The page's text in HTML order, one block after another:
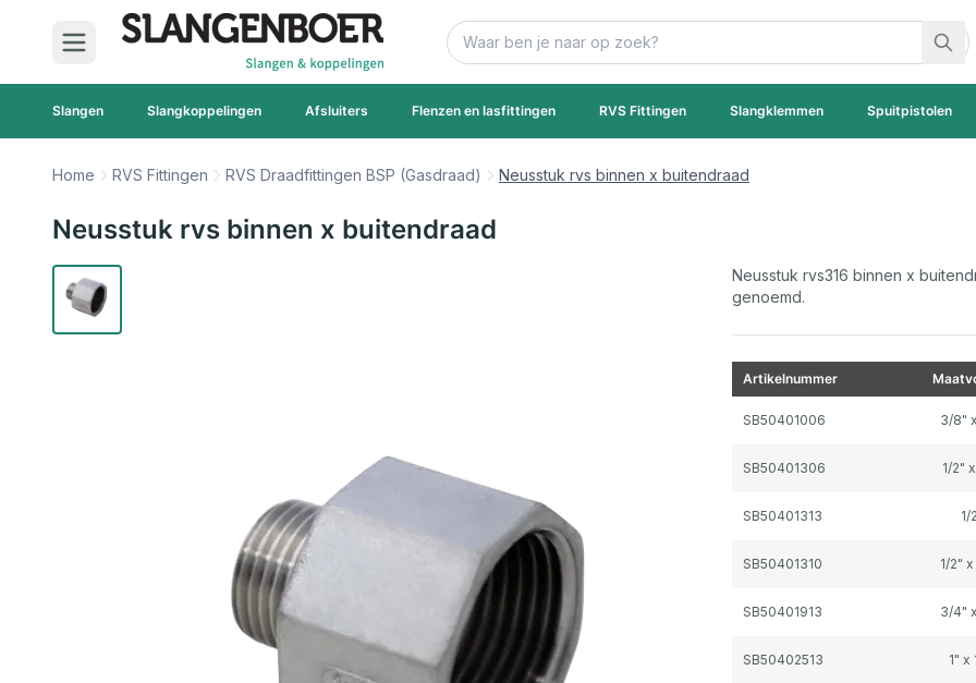
Ga naar de inhoud
Zoek
Slangen Slangkoppelingen Afsluiters Flenzen en lasfittingen RVS Fittingen Slangklemmen Spuitpistolen
Home RVS Fittingen RVS Draadfittingen BSP (Gasdraad) Neusstuk rvs binnen x buitendraad
Neusstuk rvs binnen x buitendraad
Neusstuk rvs316 binnen x
genoemd.
Artikelnummer
SB50401006 3/8"
SB50401306 1/2"
SB50401313 1/
SB50401310 1/2"
SB50401913 3/4"
SB50402513 1" x